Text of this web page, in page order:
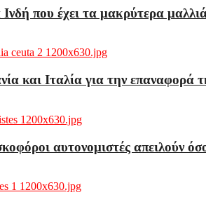
Ινδή που έχει τα μακρύτερα
και Ιταλία για την
αυτονομιστές απειλούν